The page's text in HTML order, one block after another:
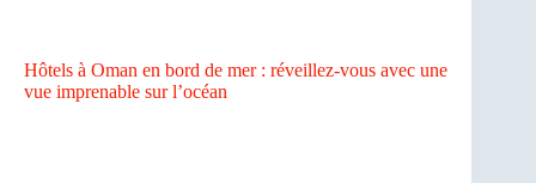
Hôtels à Oman en bord de mer : réveillez-vous avec une
vue imprenable sur l’océan